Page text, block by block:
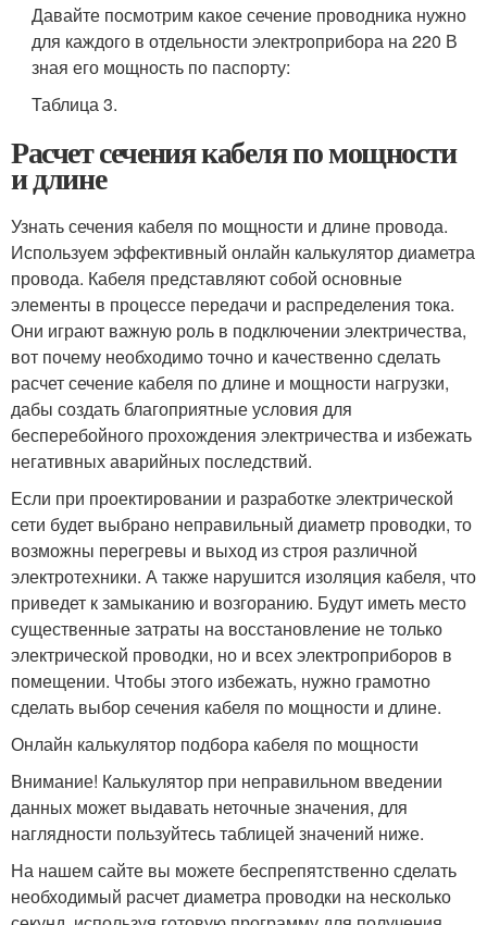
Давайте посмотрим какое сечение проводника нужно
для каждого в отдельности электроприбора на 220 В
зная его мощность по паспорту:
Таблица 3.
Расчет сечения кабеля по мощности
и длине
Узнать сечения кабеля по мощности и длине провода.
Используем эффективный онлайн калькулятор диаметра
провода. Кабеля представляют собой основные
элементы в процессе передачи и распределения тока.
Они играют важную роль в подключении электричества,
вот почему необходимо точно и качественно сделать
расчет сечение кабеля по длине и мощности нагрузки,
дабы создать благоприятные условия для
бесперебойного прохождения электричества и избежать
негативных аварийных последствий.
Если при проектировании и разработке электрической
сети будет выбрано неправильный диаметр проводки, то
возможны перегревы и выход из строя различной
электротехники. А также нарушится изоляция кабеля, что
приведет к замыканию и возгоранию. Будут иметь место
существенные затраты на восстановление не только
электрической проводки, но и всех электроприборов в
помещении. Чтобы этого избежать, нужно грамотно
сделать выбор сечения кабеля по мощности и длине.
Онлайн калькулятор подбора кабеля по мощности
Внимание! Калькулятор при неправильном введении
данных может выдавать неточные значения, для
наглядности пользуйтесь таблицей значений ниже.
На нашем сайте вы можете беспрепятственно сделать
необходимый расчет диаметра проводки на несколько